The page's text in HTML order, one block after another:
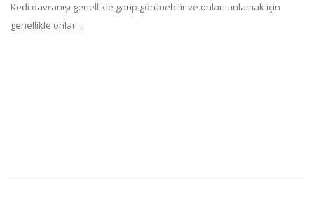
Kedi davranışı genellikle garip görünebilir ve onları anlamak için
genellikle onlar ...